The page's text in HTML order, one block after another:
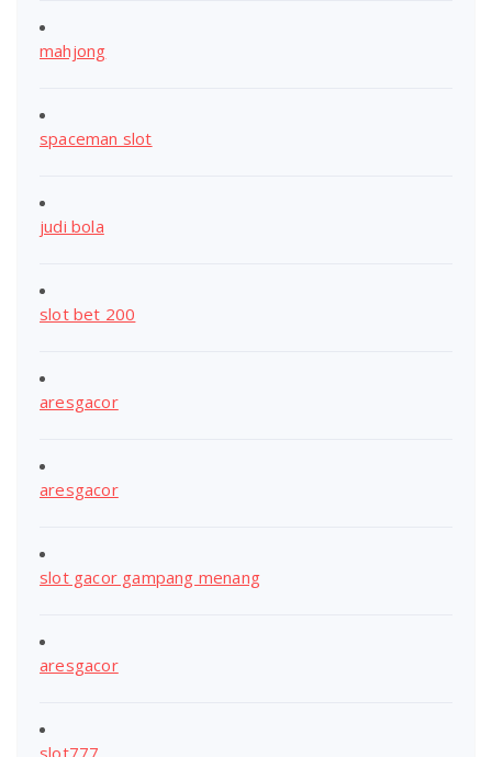
mahjong
spaceman slot
judi bola
slot bet 200
aresgacor
aresgacor
slot gacor gampang menang
aresgacor
slot777